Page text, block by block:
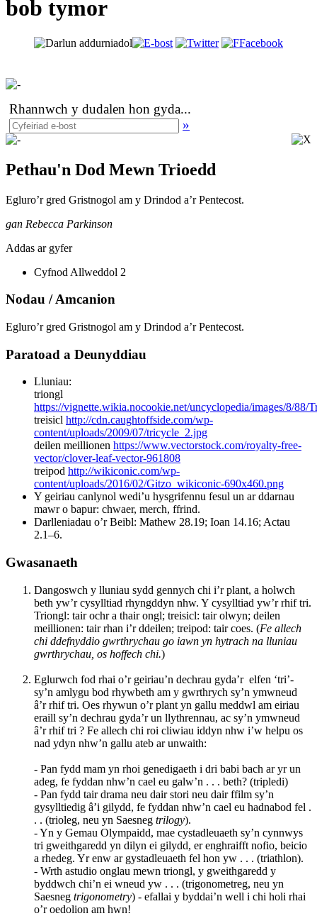
Rhannwch y dudalen hon gyda...
»
Pethau'n Dod Mewn Trioedd
Egluro’r gred Gristnogol am y Drindod a’r Pentecost.
gan Rebecca Parkinson
Addas ar gyfer
Cyfnod Allweddol 2
Nodau / Amcanion
Egluro’r gred Gristnogol am y Drindod a’r Pentecost.
Paratoad a Deunyddiau
Lluniau:
triongl
https://vignette.wikia.nocookie.net/uncyclopedia/images/8/88/
treisicl http://cdn.caughtoffside.com/wp-
content/uploads/2009/07/tricycle_2.jpg
deilen meillionen https://www.vectorstock.com/royalty-free-
vector/clover-leaf-vector-961808
treipod http://wikiconic.com/wp-
content/uploads/2016/02/Gitzo_wikiconic-690x460.png
Y geiriau canlynol wedi’u hysgrifennu fesul un ar ddarnau
mawr o bapur: chwaer, merch, ffrind.
Darlleniadau o’r Beibl: Mathew 28.19; Ioan 14.16; Actau
2.1–6.
Gwasanaeth
Dangoswch y lluniau sydd gennych chi i’r plant, a holwch
beth yw’r cysylltiad rhyngddyn nhw. Y cysylltiad yw’r rhif tri.
Triongl: tair ochr a thair ongl; treisicl: tair olwyn; deilen
meillionen: tair rhan i’r ddeilen; treipod: tair coes. (Fe allech
chi ddefnyddio gwrthrychau go iawn yn hytrach na lluniau
gwrthrychau, os hoffech chi.)
Eglurwch fod rhai o’r geiriau’n dechrau gyda’r elfen ‘tri’-
sy’n amlygu bod rhywbeth am y gwrthrych sy’n ymwneud
â’r rhif tri. Oes rhywun o’r plant yn gallu meddwl am eiriau
eraill sy’n dechrau gyda’r un llythrennau, ac sy’n ymwneud
â’r rhif tri ? Fe allech chi roi cliwiau iddyn nhw i’w helpu os
nad ydyn nhw’n gallu ateb ar unwaith:
- Pan fydd mam yn rhoi genedigaeth i dri babi bach ar yr un
adeg, fe fyddan nhw’n cael eu galw’n . . . beth? (tripledi)
- Pan fydd tair drama neu dair stori neu dair ffilm sy’n
gysylltiedig â’i gilydd, fe fyddan nhw’n cael eu hadnabod fel .
. . (trioleg, neu yn Saesneg trilogy).
- Yn y Gemau Olympaidd, mae cystadleuaeth sy’n cynnwys
tri gweithgaredd yn dilyn ei gilydd, er enghraifft nofio, beicio
a rhedeg. Yr enw ar gystadleuaeth fel hon yw . . . (triathlon).
- Wrth astudio onglau mewn triongl, y gweithgaredd y
byddwch chi’n ei wneud yw . . . (trigonometreg, neu yn
Saesneg trigonometry) - efallai y byddai’n well i chi holi rhai
o’r oedolion am hwn!